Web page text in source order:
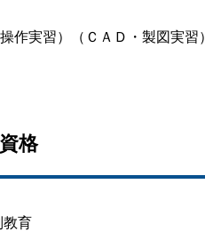
作実習）（ＣＡＤ・製図実習）
格
教育